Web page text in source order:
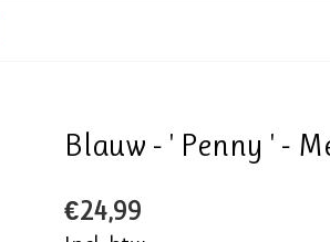
Blauw - ' Penny ' -
€24,99